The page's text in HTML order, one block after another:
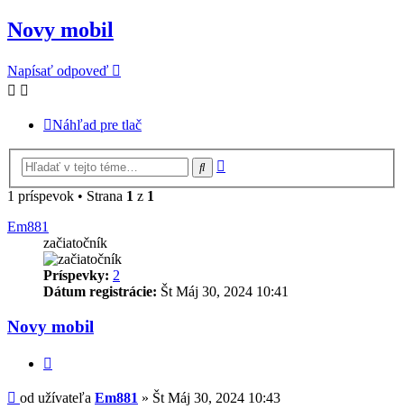
Novy mobil
Napísať odpoveď
Náhľad pre tlač
Hľadať
1 príspevok • Strana 1 z 1
Em881
začiatočník
Príspevky: 2
Dátum registrácie: Št Máj 30, 2024 10:41
Novy mobil
Príspevok
od užívateľa Em881 » Št Máj 30, 2024 10:43